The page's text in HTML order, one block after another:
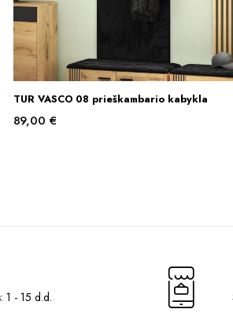
Į KREPŠELĮ
TUR VASCO 08 prieškambario kabykla
89,00€
1 - 15 d.d.